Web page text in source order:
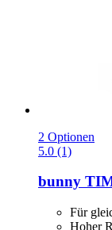
2 Optionen
5.0 (1)
bunny
Für
Hoher